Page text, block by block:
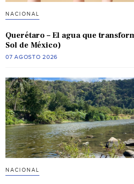
NACIONAL
Querétaro – El agua que
Sol de México)
07 AGOSTO 2026
NACIONAL